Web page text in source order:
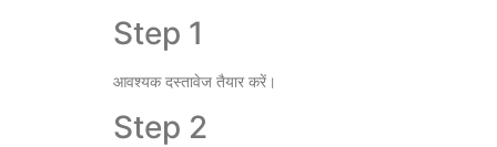
Step 1
आवश्यक दस्तावेज तैयार करें।
Step 2